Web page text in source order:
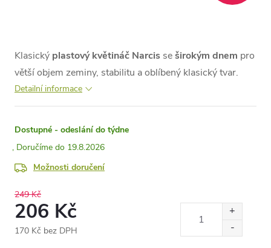
Klasický plastový květináč Narcis seširokým dnem pro
větší objem zeminy, stabilitu a oblíbený klasický tvar.
Detailní informace
Dostupné - odeslání do týdne
19.8.2026
Možnosti doručení
249 Kč
206 Kč
170 Kč bez DPH